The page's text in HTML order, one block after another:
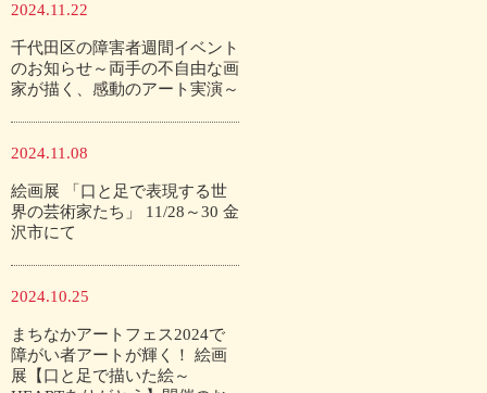
2024.11.22
千代田区の障害者週間イベント
のお知らせ～両手の不自由な画
家が描く、感動のアート実演～
2024.11.08
絵画展 「口と足で表現する世
界の芸術家たち」 11/28～30 金
沢市にて
2024.10.25
まちなかアートフェス2024で
障がい者アートが輝く！ 絵画
展【口と足で描いた絵～